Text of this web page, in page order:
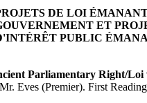
DE LOI
ET
PUBLIC
Parliamentary Right/Loi
Eves (Premier). First